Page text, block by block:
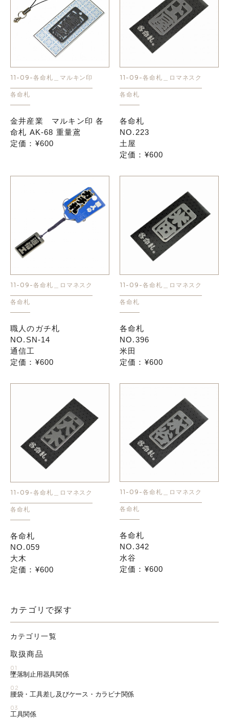
11-09-各命札＿マルキン印
各命札
金井産業 マルキン印 各
命札 AK-68 重量鳶
定価：¥600
11-09-各命札＿ロマネスク
各命札
各命札
NO.223
土屋
定価：¥600
11-09-各命札＿ロマネスク
各命札
職人のガチ札
NO.SN-14
通信工
定価：¥600
11-09-各命札＿ロマネスク
各命札
各命札
NO.396
米田
定価：¥600
11-09-各命札＿ロマネスク
各命札
各命札
NO.059
大木
定価：¥600
11-09-各命札＿ロマネスク
各命札
各命札
NO.342
水谷
定価：¥600
カテゴリで探す
カテゴリ一覧
取扱商品
01
墜落制止用器具関係
02
腰袋・工具差し及びケース・カラビナ関係
03
工具関係